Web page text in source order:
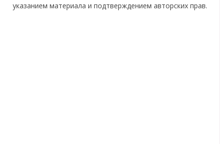
указанием материала и подтверждением авторских прав.